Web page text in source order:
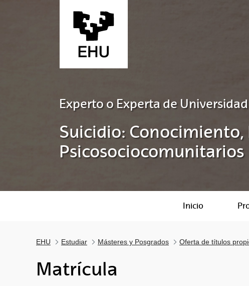
Experto o Experta de Universidad
Suicidio:
Psicosociocomunitarios
Inicio
EHU Estudiar Másteres y Posgrados Oferta de títulos
Matrícula